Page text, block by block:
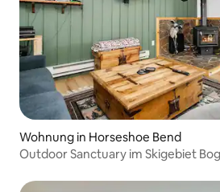
Wohnung in Horseshoe Bend
Outdoor Sanctuary im Skigebiet